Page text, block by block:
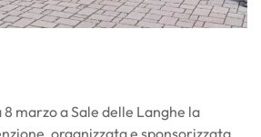
marzo a Sale delle Langhe la
organizzata e sponsorizzata